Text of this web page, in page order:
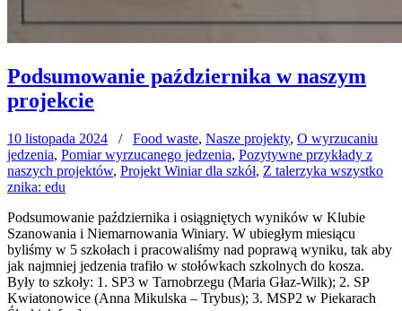
Podsumowanie października w naszym
projekcie
10 listopada 2024 / Food waste, Nasze projekty, O wyrzucaniu
jedzenia, Pomiar wyrzucanego jedzenia, Pozytywne przykłady z
naszych projektów, Projekt Winiar dla szkół, Z talerzyka wszystko
znika: edu
Podsumowanie października i osiągniętych wyników w Klubie
Szanowania i Niemarnowania Winiary. W ubiegłym miesiącu
byliśmy w 5 szkołach i pracowaliśmy nad poprawą wyniku, tak aby
jak najmniej jedzenia trafiło w stołówkach szkolnych do kosza.
Były to szkoły: 1. SP3 w Tarnobrzegu (Maria Głaz-Wilk); 2. SP
Kwiatonowice (Anna Mikulska – Trybus); 3. MSP2 w Piekarach